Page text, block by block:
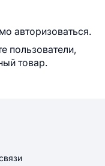
авторизоваться.
пользователи,
товар.